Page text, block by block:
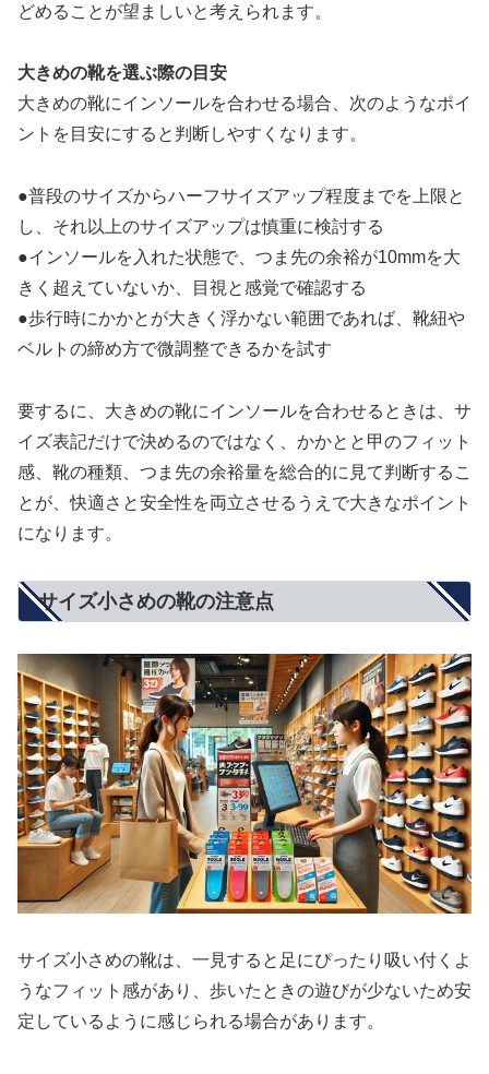
どめることが望ましいと考えられます。
大きめの靴を選ぶ際の目安
大きめの靴にインソールを合わせる場合、次のようなポイ
ントを目安にすると判断しやすくなります。
●普段のサイズからハーフサイズアップ程度までを上限と
し、それ以上のサイズアップは慎重に検討する
●インソールを入れた状態で、つま先の余裕が10mmを大
きく超えていないか、目視と感覚で確認する
●歩行時にかかとが大きく浮かない範囲であれば、靴紐や
ベルトの締め方で微調整できるかを試す
要するに、大きめの靴にインソールを合わせるときは、サ
イズ表記だけで決めるのではなく、かかとと甲のフィット
感、靴の種類、つま先の余裕量を総合的に見て判断するこ
とが、快適さと安全性を両立させるうえで大きなポイント
になります。
サイズ小さめの靴の注意点
サイズ小さめの靴は、一見すると足にぴったり吸い付くよ
うなフィット感があり、歩いたときの遊びが少ないため安
定しているように感じられる場合があります。